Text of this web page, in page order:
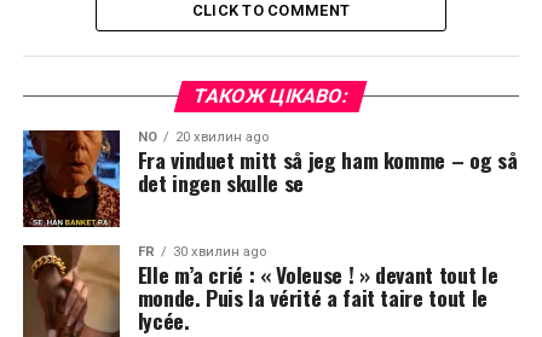
CLICK TO COMMENT
ТАКОЖ ЦІКАВО:
NO 20 хвилин ago
Fra vinduet mitt så jeg ham komme – og så
det ingen skulle se
FR 30 хвилин ago
Elle m’a crié : « Voleuse ! » devant tout le
monde. Puis la vérité a fait taire tout le
lycée.